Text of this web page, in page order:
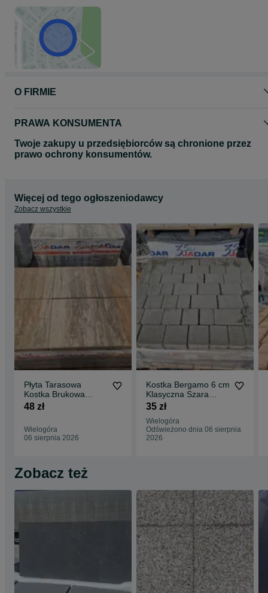
O FIRMIE
PRAWA KONSUMENTA
Twoje zakupy u przedsiębiorców są chronione przez
prawo ochrony konsumentów.
Więcej od tego ogłoszeniodawcy
Zobacz wszystkie
Płyta Tarasowa
Kostka Brukowa
Metropoli Colorblend
48 zł
Wielogóra
06 sierpnia 2026
Kostka Bergamo 6 cm
Klasyczna Szara
Podjazd Jadar Okazja
35 zł
Wielogóra
Odświeżono dnia 06 sierpnia
2026
Zobacz też